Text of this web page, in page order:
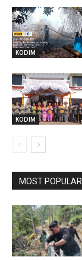
KODIM
KODIM
MOST POPULAR